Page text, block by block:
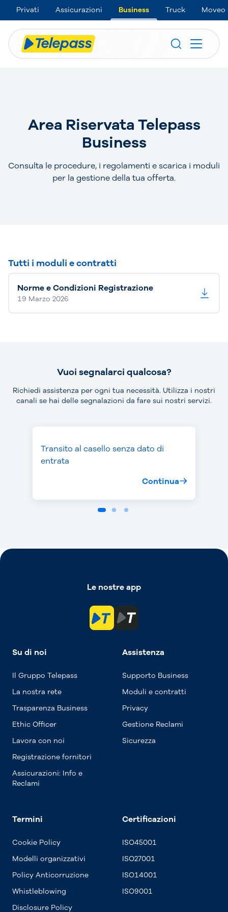
Privati Assicurazioni Business Truck Moveo
Area Riservata Telepass
Business
Consulta le procedure, i regolamenti e scarica i moduli
per la gestione della tua offerta.
Tutti i moduli e contratti
Norme e Condizioni Registrazione
19 Marzo 2026
Vuoi segnalarci qualcosa?
Richiedi assistenza per ogni tua necessità. Utilizza i nostri
canali se hai delle segnalazioni da fare sui nostri servizi.
Transito al casello senza dato di
entrata
Continua
Mancato pagamento del pedaggio
Furto o smarrimento dispositivo
Le nostre app
Su di noi
Il Gruppo Telepass
La nostra rete
Trasparenza Business
Ethic Officer
Lavora con noi
Registrazione fornitori
Assicurazioni: Info e
Reclami
Assistenza
Supporto Business
Moduli e contratti
Privacy
Gestione Reclami
Sicurezza
Termini
Cookie Policy
Modelli organizzativi
Policy Anticorruzione
Whistleblowing
Disclosure Policy
Certificazioni
ISO45001
ISO27001
ISO14001
ISO9001